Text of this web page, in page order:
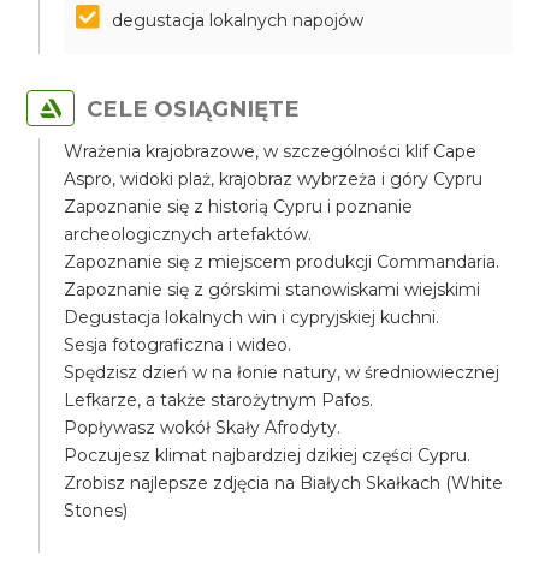
degustacja lokalnych napojów
CELE OSIĄGNIĘTE
Wrażenia krajobrazowe, w szczególności klif Cape
Aspro, widoki plaż, krajobraz wybrzeża i góry Cypru
Zapoznanie się z historią Cypru i poznanie
archeologicznych artefaktów.
Zapoznanie się z miejscem produkcji Commandaria.
Zapoznanie się z górskimi stanowiskami wiejskimi
Degustacja lokalnych win i cypryjskiej kuchni.
Sesja fotograficzna i wideo.
Spędzisz dzień w na łonie natury, w średniowiecznej
Lefkarze, a także starożytnym Pafos.
Popływasz wokół Skały Afrodyty.
Poczujesz klimat najbardziej dzikiej części Cypru.
Zrobisz najlepsze zdjęcia na Białych Skałkach (White
Stones)